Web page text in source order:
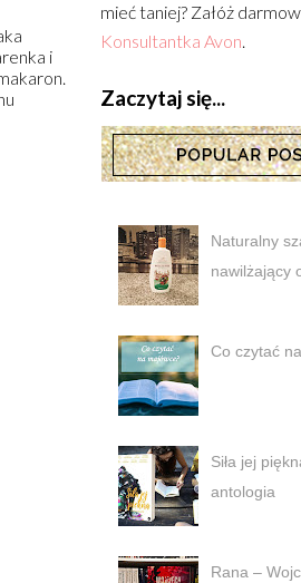
i
mieć taniej? Załóż
Konsultantka Avon.
Zaczytaj się...
Naturalny
nawilżający
Co czytać
Siła jej
antologia
Rana –